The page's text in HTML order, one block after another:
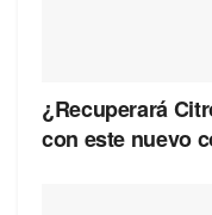
¿Recuperará
con este nuevo